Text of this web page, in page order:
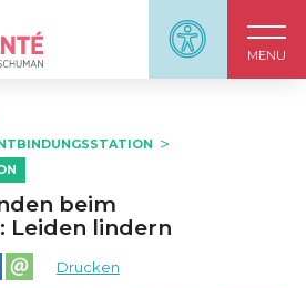
Panneau
MENU
ma santé, by HôpitauxRobert
beim
Leiden lindern
Facebook teilen
auf Twitter teilen
Seite auf LinkedIn teilen
Partager cette page sur email
Drucken